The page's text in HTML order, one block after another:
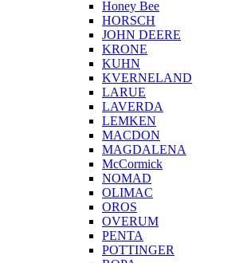
Honey Bee
HORSCH
JOHN DEERE
KRONE
KUHN
KVERNELAND
LARUE
LAVERDA
LEMKEN
MACDON
MAGDALENA
McCormick
NOMAD
OLIMAC
OROS
OVERUM
PENTA
POTTINGER